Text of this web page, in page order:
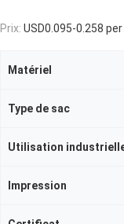
Prix: USD0.095-0.258
Matériel
Type de sac
Utilisation
Impression